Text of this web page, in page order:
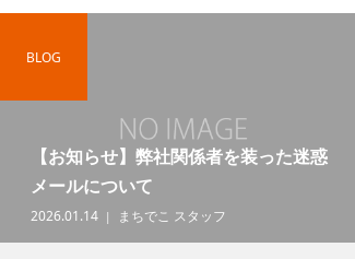
【お知らせ】弊社関係者を装った迷惑
メールについて
2026.01.14
まちでこ スタッフ
BLOG